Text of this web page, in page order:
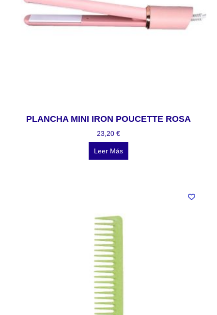
PLANCHA MINI IRON POUCETTE ROSA
23,20 €
Leer Más